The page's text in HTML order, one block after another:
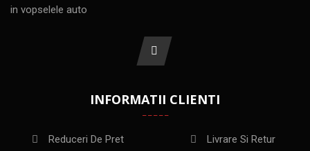
in vopselele auto
INFORMATII CLIENTI
Reduceri De Pret
Livrare Si Retur